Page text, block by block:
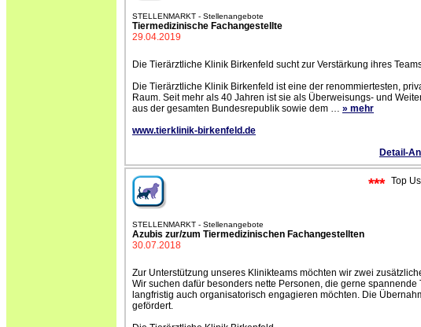
STELLENMARKT - Stellenangebote
Tiermedizinische Fachangestellte
29.04.2019
Die Tierärztliche Klinik Birkenfeld sucht zur Verstärkung ihres
Die Tierärztliche Klinik Birkenfeld ist eine der renommiertesten,
Raum. Seit mehr als 40 Jahren ist sie als Überweisungs- und
aus der gesamten Bundesrepublik sowie dem … » mehr
www.tierklinik-birkenfeld.de
Detail-
*** Top
STELLENMARKT - Stellenangebote
Azubis zur/zum Tiermedizinischen Fachangestellten
30.07.2018
Zur Unterstützung unseres Klinikteams möchten wir zwei
Wir suchen dafür besonders nette Personen, die gerne
langfristig auch organisatorisch engagieren möchten. Die
gefördert.